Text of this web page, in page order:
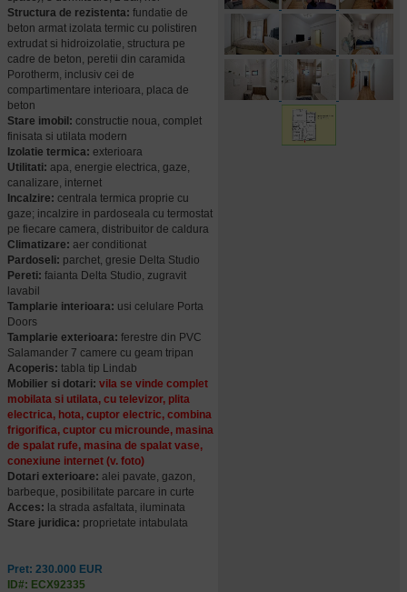
Structura de rezistenta: fundatie de
beton armat izolata termic cu polistiren
extrudat si hidroizolatie, structura pe
cadre de beton, peretii din caramida
Porotherm, inclusiv cei de
compartimentare interioara, placa de
beton
Stare imobil: constructie noua, complet
finisata si utilata modern
Izolatie termica: exterioara
Utilitati: apa, energie electrica, gaze,
canalizare, internet
Incalzire: centrala termica proprie cu
gaze; incalzire in pardoseala cu termostat
pe fiecare camera, distribuitor de caldura
Climatizare: aer conditionat
Pardoseli: parchet, gresie Delta Studio
Pereti: faianta Delta Studio, zugravit
lavabil
Tamplarie interioara: usi celulare Porta
Doors
Tamplarie exterioara: ferestre din PVC
Salamander 7 camere cu geam tripan
Acoperis: tabla tip Lindab
Mobilier si dotari: vila se vinde complet
mobilata si utilata, cu televizor, plita
electrica, hota, cuptor electric, combina
frigorifica, cuptor cu microunde, masina
de spalat rufe, masina de spalat vase,
conexiune internet (v. foto)
Dotari exterioare: alei pavate, gazon,
barbeque, posibilitate parcare in curte
Acces: la strada asfaltata, iluminata
Stare juridica: proprietate intabulata
Pret: 230.000 EUR
ID#: ECX92335